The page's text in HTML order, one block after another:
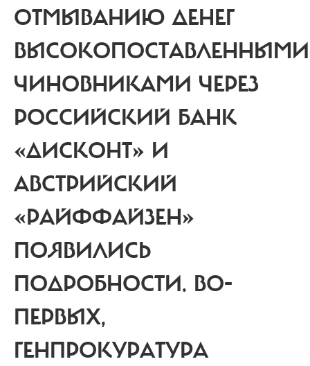
ОТМЫВАНИЮ ДЕНЕГ
ВЫСОКОПОСТАВЛЕННЫМИ
ЧИНОВНИКАМИ ЧЕРЕЗ
РОССИЙСКИЙ БАНК
«ДИСКОНТ» И
АВСТРИЙСКИЙ
«РАЙФФАЙЗЕН»
ПОЯВИЛИСЬ
ПОДРОБНОСТИ. ВО-
ПЕРВЫХ,
ГЕНПРОКУРАТУРА